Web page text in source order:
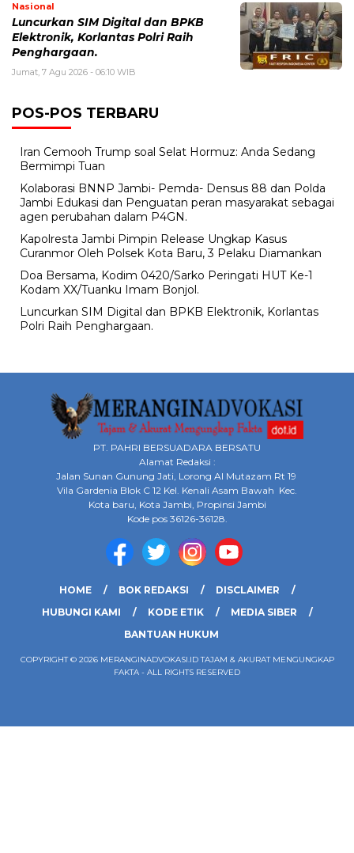
Nasional
Luncurkan SIM Digital dan BPKB
Elektronik, Korlantas Polri Raih
Penghargaan.
Jumat, 7 Agu 2026 - 06:10 WIB
POS-POS TERBARU
Iran Cemooh Trump soal Selat Hormuz: Anda Sedang
Bermimpi Tuan
Kolaborasi BNNP Jambi- Pemda- Densus 88 dan Polda
Jambi Edukasi dan Penguatan peran masyarakat sebagai
agen perubahan dalam P4GN.
Kapolresta Jambi Pimpin Release Ungkap Kasus
Curanmor Oleh Polsek Kota Baru, 3 Pelaku Diamankan
Doa Bersama, Kodim 0420/Sarko Peringati HUT Ke-1
Kodam XX/Tuanku Imam Bonjol.
Luncurkan SIM Digital dan BPKB Elektronik, Korlantas
Polri Raih Penghargaan.
PT. PAHRI BERSUADARA BERSATU
Alamat Redaksi :
Jalan Sunan Gunung Jati, Lorong Al Mutazam Rt 19
Vila Gardenia Blok C 12 Kel. Kenali Asam Bawah Kec.
Kota baru, Kota Jambi, Propinsi Jambi
Kode pos 36126-36128.
HOME BOK REDAKSI
DISCLAIMER
HUBUNGI KAMI
KODE ETIK
MEDIA SIBER
BANTUAN HUKUM
COPYRIGHT © 2026 MERANGINADVOKASI.ID TAJAM & AKURAT MENGUNGKAP
FAKTA - ALL RIGHTS RESERVED